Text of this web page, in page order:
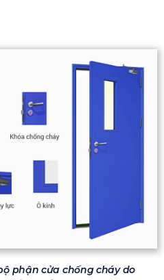
phận cửa chống cháy do